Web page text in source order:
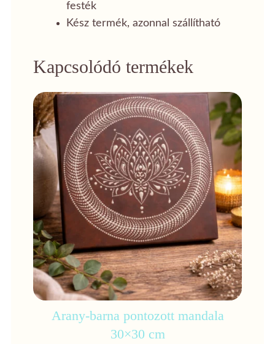
festék
Kész termék, azonnal szállítható
Kapcsolódó termékek
Arany-barna pontozott mandala
30×30 cm